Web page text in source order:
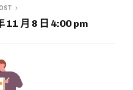
11 月 8 日 4:00 pm